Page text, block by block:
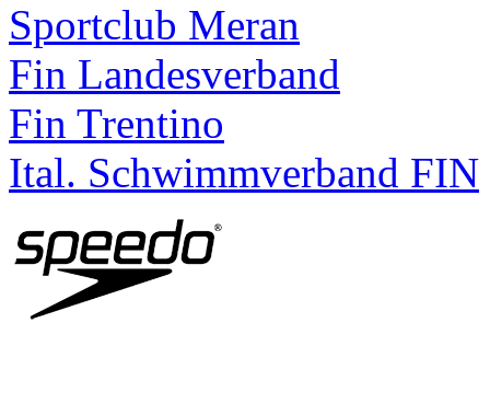
Sportclub Meran
Fin Landesverband
Fin Trentino
Ital. Schwimmverband FIN